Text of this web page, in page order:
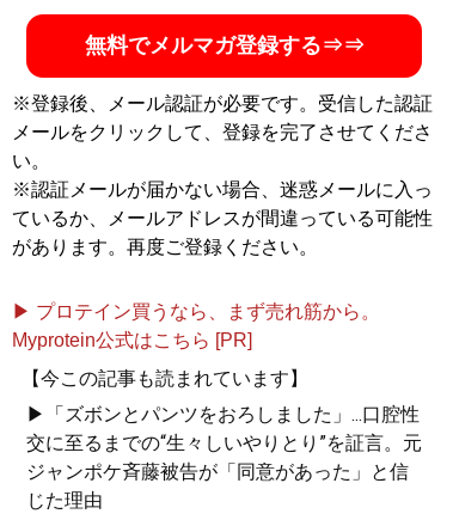
無料でメルマガ登録する⇒⇒
※登録後、メール認証が必要です。受信した認証
メールをクリックして、登録を完了させてくださ
い。
※認証メールが届かない場合、迷惑メールに入っ
ているか、メールアドレスが間違っている可能性
があります。再度ご登録ください。
▶ プロテイン買うなら、まず売れ筋から。
Myprotein公式はこちら [PR]
【今この記事も読まれています】
▶「ズボンとパンツをおろしました」...口腔性
交に至るまでの“生々しいやりとり”を証言。元
ジャンポケ斉藤被告が「同意があった」と信
じた理由